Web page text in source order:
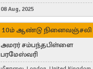
London, United Kingdom
08 Aug, 2025
10ம் ஆண்டு நினைவஞ்சலி
அமரர் சம்பந்தபிள்ளை
பரமேஸ்வரி